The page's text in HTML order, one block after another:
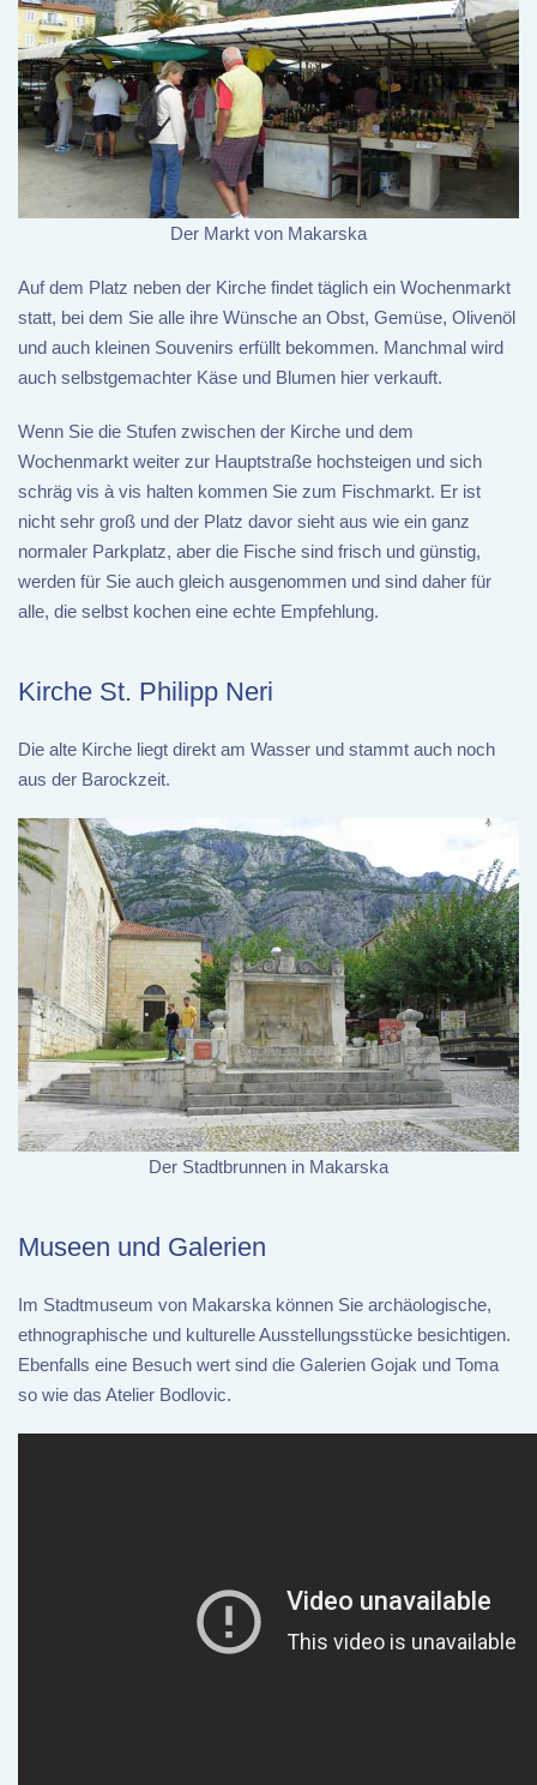
Der Markt von Makarska
Auf dem Platz neben der Kirche findet täglich ein Wochenmarkt
statt, bei dem Sie alle ihre Wünsche an Obst, Gemüse, Olivenöl
und auch kleinen Souvenirs erfüllt bekommen. Manchmal wird
auch selbstgemachter Käse und Blumen hier verkauft.
Wenn Sie die Stufen zwischen der Kirche und dem
Wochenmarkt weiter zur Hauptstraße hochsteigen und sich
schräg vis à vis halten kommen Sie zum Fischmarkt. Er ist
nicht sehr groß und der Platz davor sieht aus wie ein ganz
normaler Parkplatz, aber die Fische sind frisch und günstig,
werden für Sie auch gleich ausgenommen und sind daher für
alle, die selbst kochen eine echte Empfehlung.
Kirche St. Philipp Neri
Die alte Kirche liegt direkt am Wasser und stammt auch noch
aus der Barockzeit.
Der Stadtbrunnen in Makarska
Museen und Galerien
Im Stadtmuseum von Makarska können Sie archäologische,
ethnographische und kulturelle Ausstellungsstücke besichtigen.
Ebenfalls eine Besuch wert sind die Galerien Gojak und Toma
so wie das Atelier Bodlovic.